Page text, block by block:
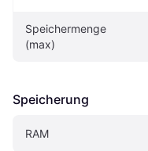
Speichermenge
(max)
Speicherung
RAM